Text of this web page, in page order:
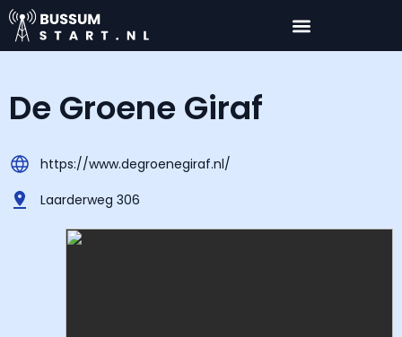
De Groene Giraf
https://www.degroenegiraf.nl/
Laarderweg 306